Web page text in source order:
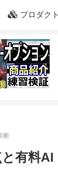
プロダクト
断
有料AI